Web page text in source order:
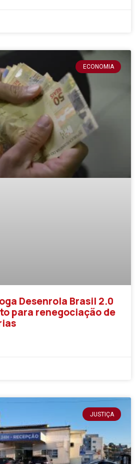
ECONOMIA
Desenrola Brasil 2.0
para renegociação de
JUSTIÇA